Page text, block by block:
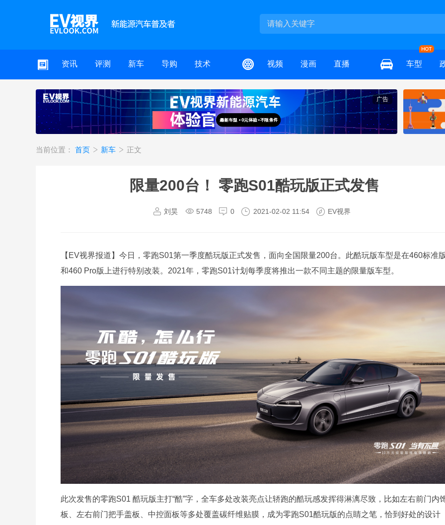
资讯 评测 新车 导购 技术 视频 漫画 直播 车型
广告
当前位置： 首页 新车 正文
限量200台！ 零跑S01酷玩版正式发售
刘昊 5748 0 2021-02-02 11:54 EV视界
【EV视界报道】今日，零跑S01第一季度酷玩版正式发售，面向全国限量200台。此酷玩版车型是在460标准
和460 Pro版上进行特别改装。2021年，零跑S01计划每季度将推出一款不同主题的限量版车型。
此次发售的零跑S01 酷玩版主打“酷”字，全车多处改装亮点让轿跑的酷玩感发挥得淋漓尽致，比如左右前门内
板、左右前门把手盖板、中控面板等多处覆盖碳纤维贴膜，成为零跑S01酷玩版的点睛之笔，恰到好处的设计